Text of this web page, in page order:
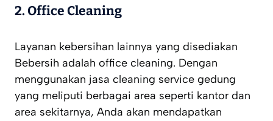
2.Office Cleaning
Layanan kebersihan lainnya yang disediakan
Bebersih adalah office cleaning. Dengan
menggunakan jasa cleaning service gedung
yang meliputi berbagai area seperti kantor dan
area sekitarnya, Anda akan mendapatkan